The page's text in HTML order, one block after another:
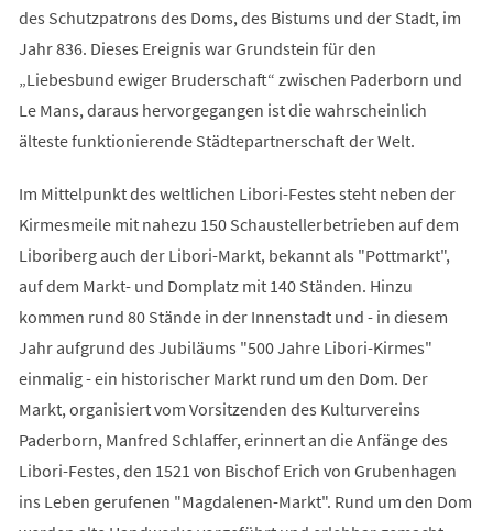
des Schutzpatrons des Doms, des Bistums und der Stadt, im
Jahr 836. Dieses Ereignis war Grundstein für den
„Liebesbund ewiger Bruderschaft“ zwischen Paderborn und
Le Mans, daraus hervorgegangen ist die wahrscheinlich
älteste funktionierende Städtepartnerschaft der Welt.
Im Mittelpunkt des weltlichen Libori-Festes steht neben der
Kirmesmeile mit nahezu 150 Schaustellerbetrieben auf dem
Liboriberg auch der Libori-Markt, bekannt als "Pottmarkt",
auf dem Markt- und Domplatz mit 140 Ständen. Hinzu
kommen rund 80 Stände in der Innenstadt und - in diesem
Jahr aufgrund des Jubiläums "500 Jahre Libori-Kirmes"
einmalig - ein historischer Markt rund um den Dom. Der
Markt, organisiert vom Vorsitzenden des Kulturvereins
Paderborn, Manfred Schlaffer, erinnert an die Anfänge des
Libori-Festes, den 1521 von Bischof Erich von Grubenhagen
ins Leben gerufenen "Magdalenen-Markt". Rund um den Dom